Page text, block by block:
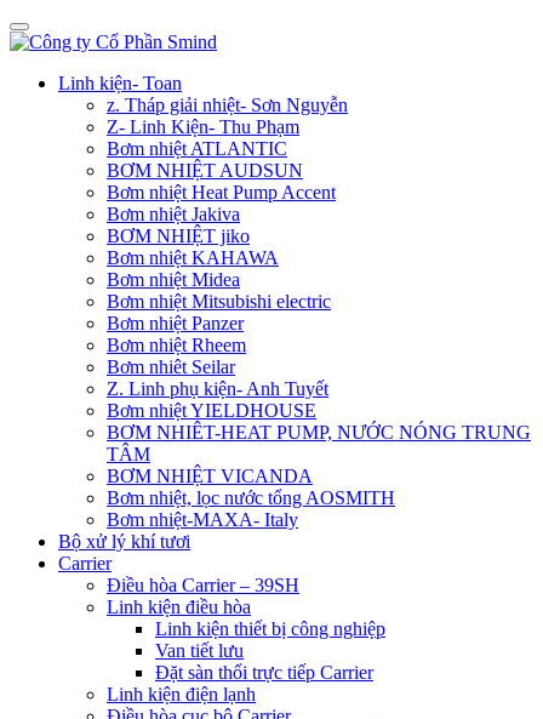
Linh kiện- Toan
z. Tháp giải nhiệt- Sơn Nguyễn
Z- Linh Kiện- Thu Phạm
Bơm nhiệt ATLANTIC
BƠM NHIỆT AUDSUN
Bơm nhiệt Heat Pump Accent
Bơm nhiệt Jakiva
BƠM NHIỆT jiko
Bơm nhiệt KAHAWA
Bơm nhiệt Midea
Bơm nhiệt Mitsubishi electric
Bơm nhiệt Panzer
Bơm nhiệt Rheem
Bơm nhiêt Seilar
Z. Linh phụ kiện- Anh Tuyết
Bơm nhiệt YIELDHOUSE
BƠM NHIÊT-HEAT PUMP, NƯỚC NÓNG TRUNG
TÂM
BƠM NHIỆT VICANDA
Bơm nhiệt, lọc nước tổng AOSMITH
Bơm nhiệt-MAXA- Italy
Bộ xử lý khí tươi
Carrier
Điều hòa Carrier – 39SH
Linh kiện điều hòa
Linh kiện thiết bị công nghiệp
Van tiết lưu
Đặt sàn thổi trực tiếp Carrier
Linh kiện điện lạnh